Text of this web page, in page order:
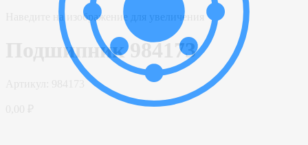
Наведите на изображение для увеличения
Подшипник 984173